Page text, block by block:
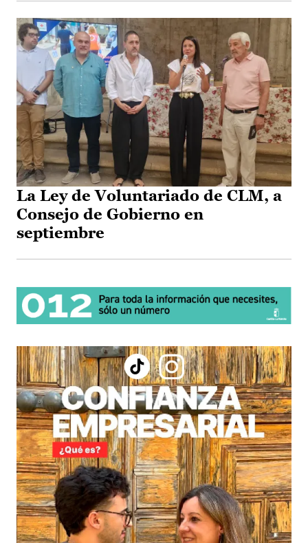
La Ley de Voluntariado de CLM, a
Consejo de Gobierno en
septiembre